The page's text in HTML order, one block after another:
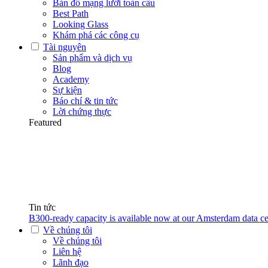
Bản đồ mạng lưới toàn cầu
Best Path
Looking Glass
Khám phá các công cụ
Tài nguyên
Sản phẩm và dịch vụ
Blog
Academy
Sự kiện
Báo chí & tin tức
Lời chứng thực
Featured
Tin tức
B300-ready capacity is available now at our Amsterdam data
Về chúng tôi
Về chúng tôi
Liên hệ
Lãnh đạo